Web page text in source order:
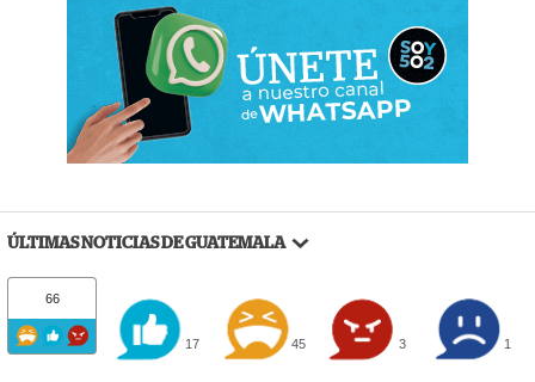
ÚLTIMAS NOTICIAS DE GUATEMALA
66
17 45 3 1